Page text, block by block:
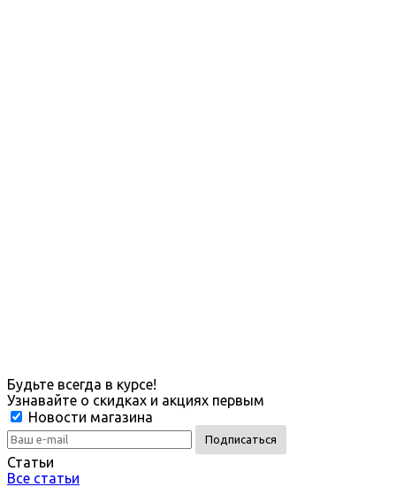
Будьте всегда в курсе!
Узнавайте о скидках и акциях первым
Новости магазина
Статьи
Все статьи